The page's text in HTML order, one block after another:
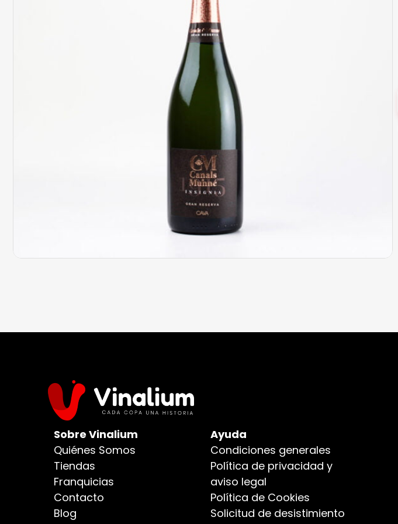
Sobre Vinalium
Quiénes Somos
Tiendas
Franquicias
Contacto
Blog
Ayuda
Condiciones generales
Política de privacidad y
aviso legal
Política de Cookies
Solicitud de desistimiento